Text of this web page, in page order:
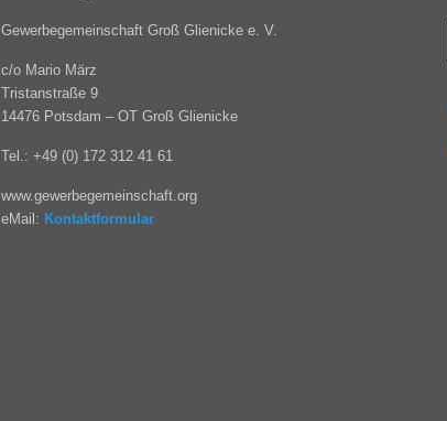
Gewerbegemeinschaft Groß Glienicke e. V.
c/o Mario März
Tristanstraße 9
14476 Potsdam – OT Groß Glienicke
Tel.: +49 (0) 172 312 41 61
www.gewerbegemeinschaft.org
eMail: Kontaktformular